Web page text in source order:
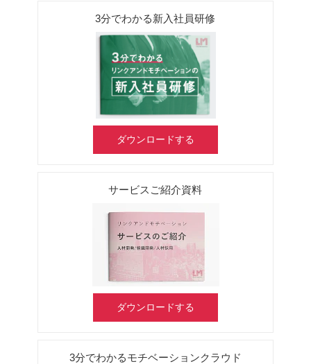
3分でわかる新入社員研修
ダウンロードする
サービスご紹介資料
ダウンロードする
3分でわかるモチベーションクラウド